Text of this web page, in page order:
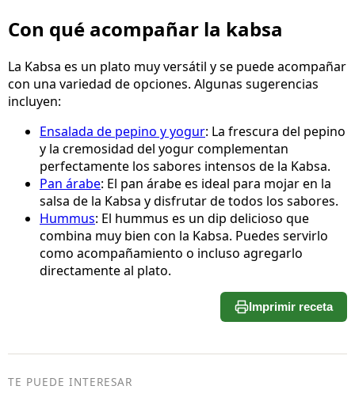
Con qué acompañar la kabsa
La Kabsa es un plato muy versátil y se puede acompañar
con una variedad de opciones. Algunas sugerencias
incluyen:
Ensalada de pepino y yogur: La frescura del pepino
y la cremosidad del yogur complementan
perfectamente los sabores intensos de la Kabsa.
Pan árabe: El pan árabe es ideal para mojar en la
salsa de la Kabsa y disfrutar de todos los sabores.
Hummus: El hummus es un dip delicioso que
combina muy bien con la Kabsa. Puedes servirlo
como acompañamiento o incluso agregarlo
directamente al plato.
Imprimir receta
TE PUEDE INTERESAR